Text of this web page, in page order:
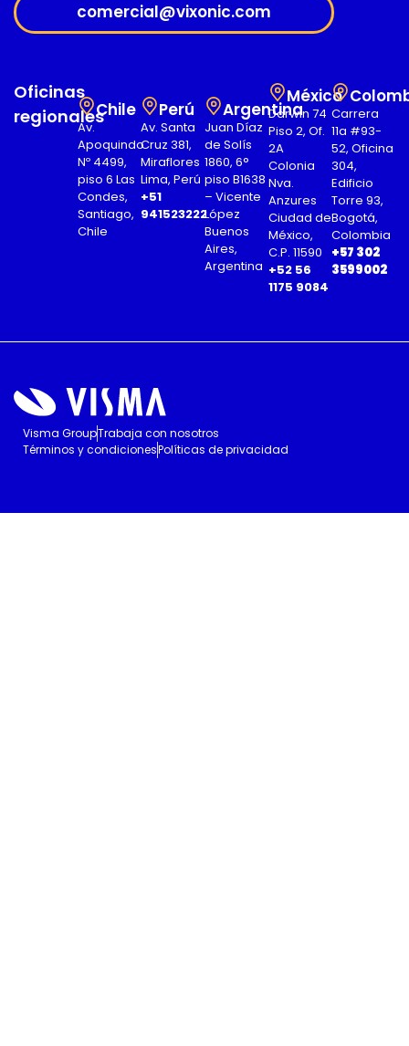
comercial@vixonic.com
Oficinas
regionalesChile
Av.
Apoquindo
Nº 4499,
piso 6 Las
Condes,
Santiago,
Chile
Perú
Av. Santa
Cruz 381,
Miraflores
Lima, Perú
+51
941523222
Argentina
Juan Díaz
de Solís
1860, 6°
piso B1638
– Vicente
López
Buenos
Aires,
Argentina
México
Darwin 74
Piso 2, Of.
2A
Colonia
Nva.
Anzures
Ciudad de
México,
C.P. 11590
+52 56
1175 9084
Carrera
11a #93-
52, Oficina
304,
Edificio
Torre 93,
Bogotá,
Colombia
+57 302
3599002
Visma GroupTrabaja con nosotros
Términos y condicionesPolíticas de privacidad